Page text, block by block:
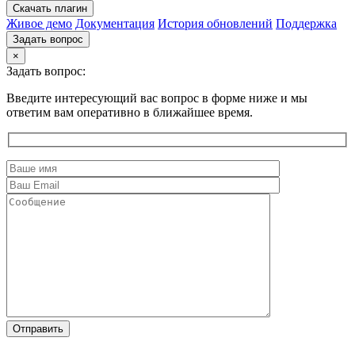
Скачать плагин
Живое демо Документация История обновлений Поддержка
Задать вопрос
×
Задать вопрос:
Введите интересующий вас вопрос в форме ниже и мы
ответим вам оперативно в ближайшее время.